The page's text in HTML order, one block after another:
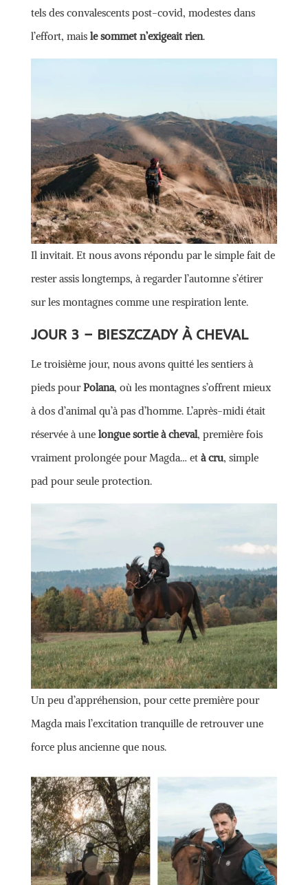
tels des convalescents post-covid, modestes dans
l’effort, mais le sommet n’exigeait rien.
Il invitait. Et nous avons répondu par le simple fait de
rester assis longtemps, à regarder l’automne s’étirer
sur les montagnes comme une respiration lente.
JOUR 3 – BIESZCZADY À CHEVAL
Le troisième jour, nous avons quitté les sentiers à
pieds pourPolana, où les montagnes s’offrent mieux
à dos d’animal qu’à pas d’homme. L’après-midi était
réservée à une longue sortie à cheval, première fois
vraiment prolongée pour Magda… et à cru, simple
pad pour seule protection.
Un peu d’appréhension, pour cette première pour
Magda mais l’excitation tranquille de retrouver une
force plus ancienne que nous.